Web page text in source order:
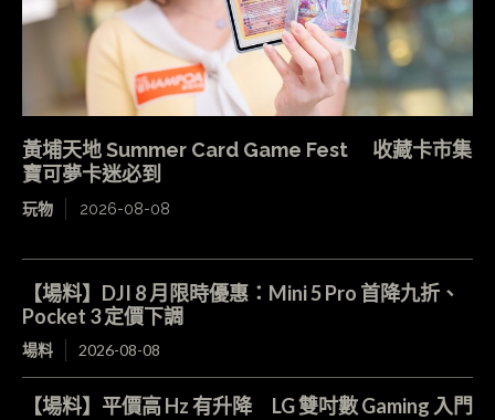
黃埔天地 Summer Card Game Fest 收藏卡市集
寶可夢卡迷必到
玩物 2026-08-08
【場料】DJI 8 月限時優惠：Mini 5 Pro 首降九折、
Pocket 3 定價下調
場料 2026-08-08
【場料】平價高 Hz 有升降 LG 雙吋數 Gaming 入門